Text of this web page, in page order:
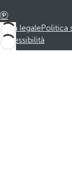
Nota legalePolitica
Accessibilità